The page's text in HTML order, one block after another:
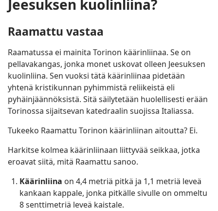
Jeesuksen kuolinliina?
Raamattu vastaa
Raamatussa ei mainita Torinon käärinliinaa. Se on
pellavakangas, jonka monet uskovat olleen Jeesuksen
kuolinliina. Sen vuoksi tätä käärinliinaa pidetään
yhtenä kristikunnan pyhimmistä reliikeistä eli
pyhäinjäännöksistä. Sitä säilytetään huolellisesti erään
Torinossa sijaitsevan katedraalin suojissa Italiassa.
Tukeeko Raamattu Torinon käärinliinan aitoutta? Ei.
Harkitse kolmea käärinliinaan liittyvää seikkaa, jotka
eroavat siitä, mitä Raamattu sanoo.
Käärinliina on 4,4 metriä pitkä ja 1,1 metriä leveä
kankaan kappale, jonka pitkälle sivulle on ommeltu
8 senttimetriä leveä kaistale.